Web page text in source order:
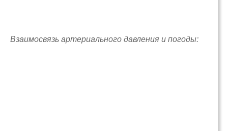
Взаимосвязь артериального давления и погоды: